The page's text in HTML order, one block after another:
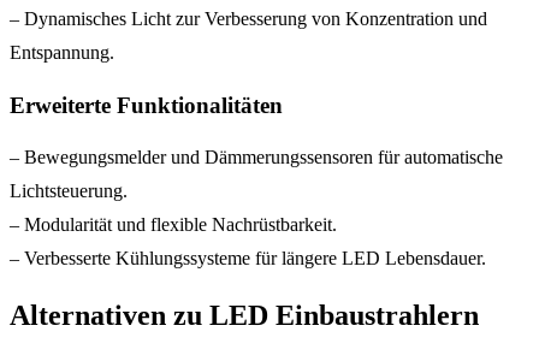
– Dynamisches Licht zur Verbesserung von Konzentration und
Entspannung.
Erweiterte Funktionalitäten
– Bewegungsmelder und Dämmerungssensoren für automatische
Lichtsteuerung.
– Modularität und flexible Nachrüstbarkeit.
– Verbesserte Kühlungssysteme für längere LED Lebensdauer.
Alternativen zu LED Einbaustrahlern